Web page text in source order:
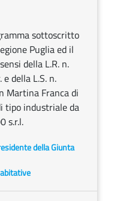
sottoscritto
Puglia ed il
della L.R. n.
della L.S. n.
Martina Franca di
tipo industriale da
s.r.l.
della Giunta